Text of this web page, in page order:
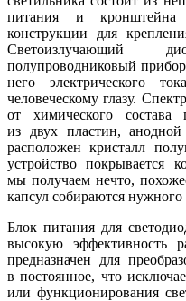
питания и
конструкции для
Светоизлучающий
полупроводниковый
него электрического
человеческому глазу.
от химического состава
из двух пластин,
расположен кристалл
устройство покрывается
мы получаем нечто,
капсул собираются
Блок питания для
высокую эффективность
предназначен для
в постоянное, что
или функционирования